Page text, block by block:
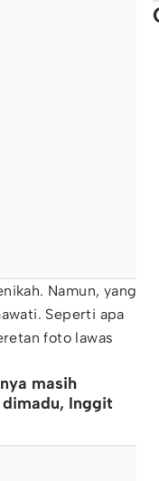
Namun, yang
Seperti apa
foto lawas
masih
Inggit